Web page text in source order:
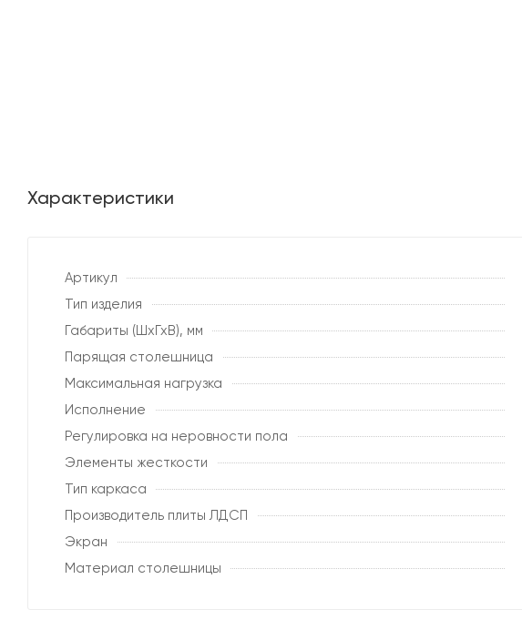
Характеристики
Артикул
Тип изделия
Габариты (ШхГхВ), мм
Парящая столешница
Максимальная нагрузка
Исполнение
Регулировка на неровности пола
Элементы жесткости
Тип каркаса
Производитель плиты ЛДСП
Экран
Материал столешницы